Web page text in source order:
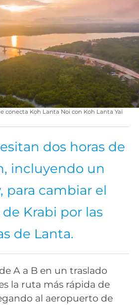
conecta Koh Lanta Noi con Koh Lanta Yai
dos horas de
incluyendo un
para cambiar el
Krabi por las
de Lanta.
A a B en un traslado
la ruta más rápida de
al aeropuerto de